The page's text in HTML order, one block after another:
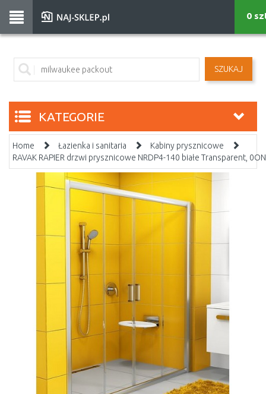
SZUKAJ
0
KATEGORIE
Home Łazienka i sanitaria
Kabiny prysznicowe
RAVAK RAPIER drzwi prysznicowe NRDP4-140 białe Transparent,